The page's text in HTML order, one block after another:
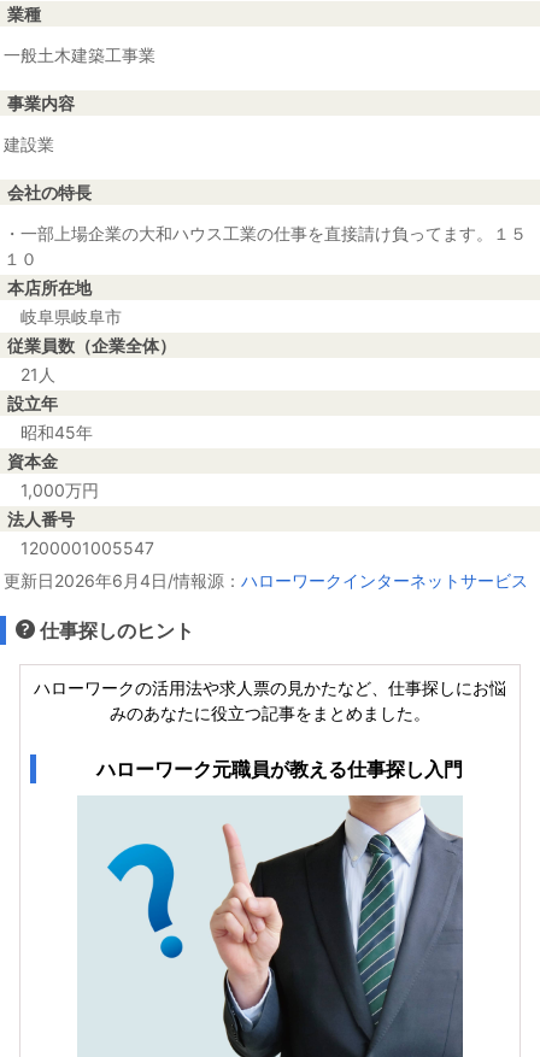
業種
一般土木建築工事業
事業内容
建設業
会社の特長
・一部上場企業の大和ハウス工業の仕事を直接請け負ってます。１５
１０
本店所在地
岐阜県岐阜市
従業員数（企業全体）
21人
設立年
昭和45年
資本金
1,000万円
法人番号
1200001005547
更新日2026年6月4日/情報源： ハローワークインターネットサービス
仕事探しのヒント
ハローワークの活用法や求人票の見かたなど、仕事探しにお悩
みのあなたに役立つ記事をまとめました。
ハローワーク元職員が教える仕事探し入門